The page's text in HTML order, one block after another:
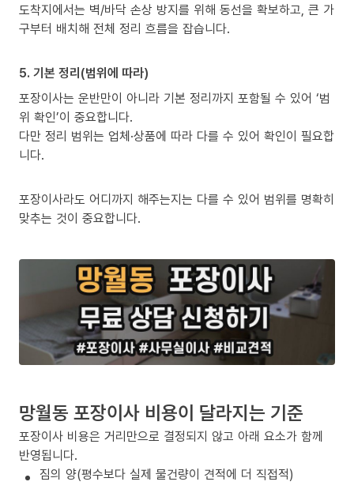
도착지에서는 벽/바닥 손상 방지를 위해 동선을 확보하고, 큰 가
구부터 배치해 전체 정리 흐름을 잡습니다.
5. 기본 정리(범위에 따라)
포장이사는 운반만이 아니라 기본 정리까지 포함될 수 있어 ‘범
위 확인’이 중요합니다.
다만 정리 범위는 업체·상품에 따라 다를 수 있어 확인이 필요합
니다.
포장이사라도 어디까지 해주는지는 다를 수 있어 범위를 명확히
맞추는 것이 중요합니다.
망월동 포장이사 비용이 달라지는 기준
포장이사 비용은 거리만으로 결정되지 않고 아래 요소가 함께
반영됩니다.
짐의 양(평수보다 실제 물건량이 견적에 더 직접적)